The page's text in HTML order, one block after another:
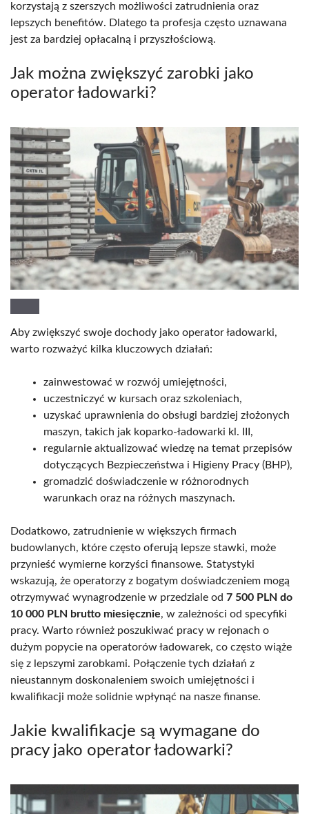
korzystają z szerszych możliwości zatrudnienia oraz
lepszych benefitów. Dlatego ta profesja często uznawana
jest za bardziej opłacalną i przyszłościową.
Jak można zwiększyć zarobki jako
operator ładowarki?
Aby zwiększyć swoje dochody jako operator ładowarki,
warto rozważyć kilka kluczowych działań:
zainwestować w rozwój umiejętności,
uczestniczyć w kursach oraz szkoleniach,
uzyskać uprawnienia do obsługi bardziej złożonych
maszyn, takich jak koparko-ładowarki kl. III,
regularnie aktualizować wiedzę na temat przepisów
dotyczących Bezpieczeństwa i Higieny Pracy (BHP),
gromadzić doświadczenie w różnorodnych
warunkach oraz na różnych maszynach.
Dodatkowo, zatrudnienie w większych firmach
budowlanych, które często oferują lepsze stawki, może
przynieść wymierne korzyści finansowe. Statystyki
wskazują, że operatorzy z bogatym doświadczeniem mogą
otrzymywać wynagrodzenie w przedziale od 7 500 PLN do
10 000 PLN brutto miesięcznie, w zależności od specyfiki
pracy. Warto również poszukiwać pracy w rejonach o
dużym popycie na operatorów ładowarek, co często wiąże
się z lepszymi zarobkami. Połączenie tych działań z
nieustannym doskonaleniem swoich umiejętności i
kwalifikacji może solidnie wpłynąć na nasze finanse.
Jakie kwalifikacje są wymagane do
pracy jako operator ładowarki?